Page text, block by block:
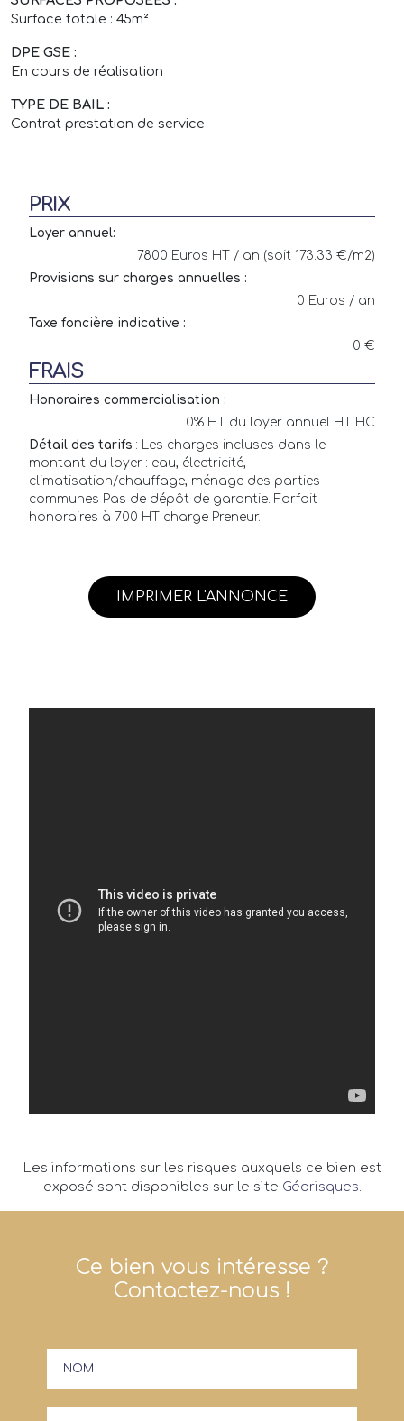
Surface totale : 45m²
DPE GSE :
En cours de réalisation
TYPE DE BAIL :
Contrat prestation de service
PRIX
Loyer annuel:
7800 Euros HT / an (soit 173.33 €/m2)
Provisions sur charges annuelles :
0 Euros / an
Taxe foncière indicative :
0 €
FRAIS
Honoraires commercialisation :
0% HT du loyer annuel HT HC
Détail des tarifs : Les charges incluses dans le
montant du loyer : eau, électricité,
climatisation/chauffage, ménage des parties
communes Pas de dépôt de garantie. Forfait
honoraires à 700 HT charge Preneur.
IMPRIMER L'ANNONCE
Les informations sur les risques auxquels ce bien est
exposé sont disponibles sur le site Géorisques
Ce bien vous intéresse ?
Contactez-nous !